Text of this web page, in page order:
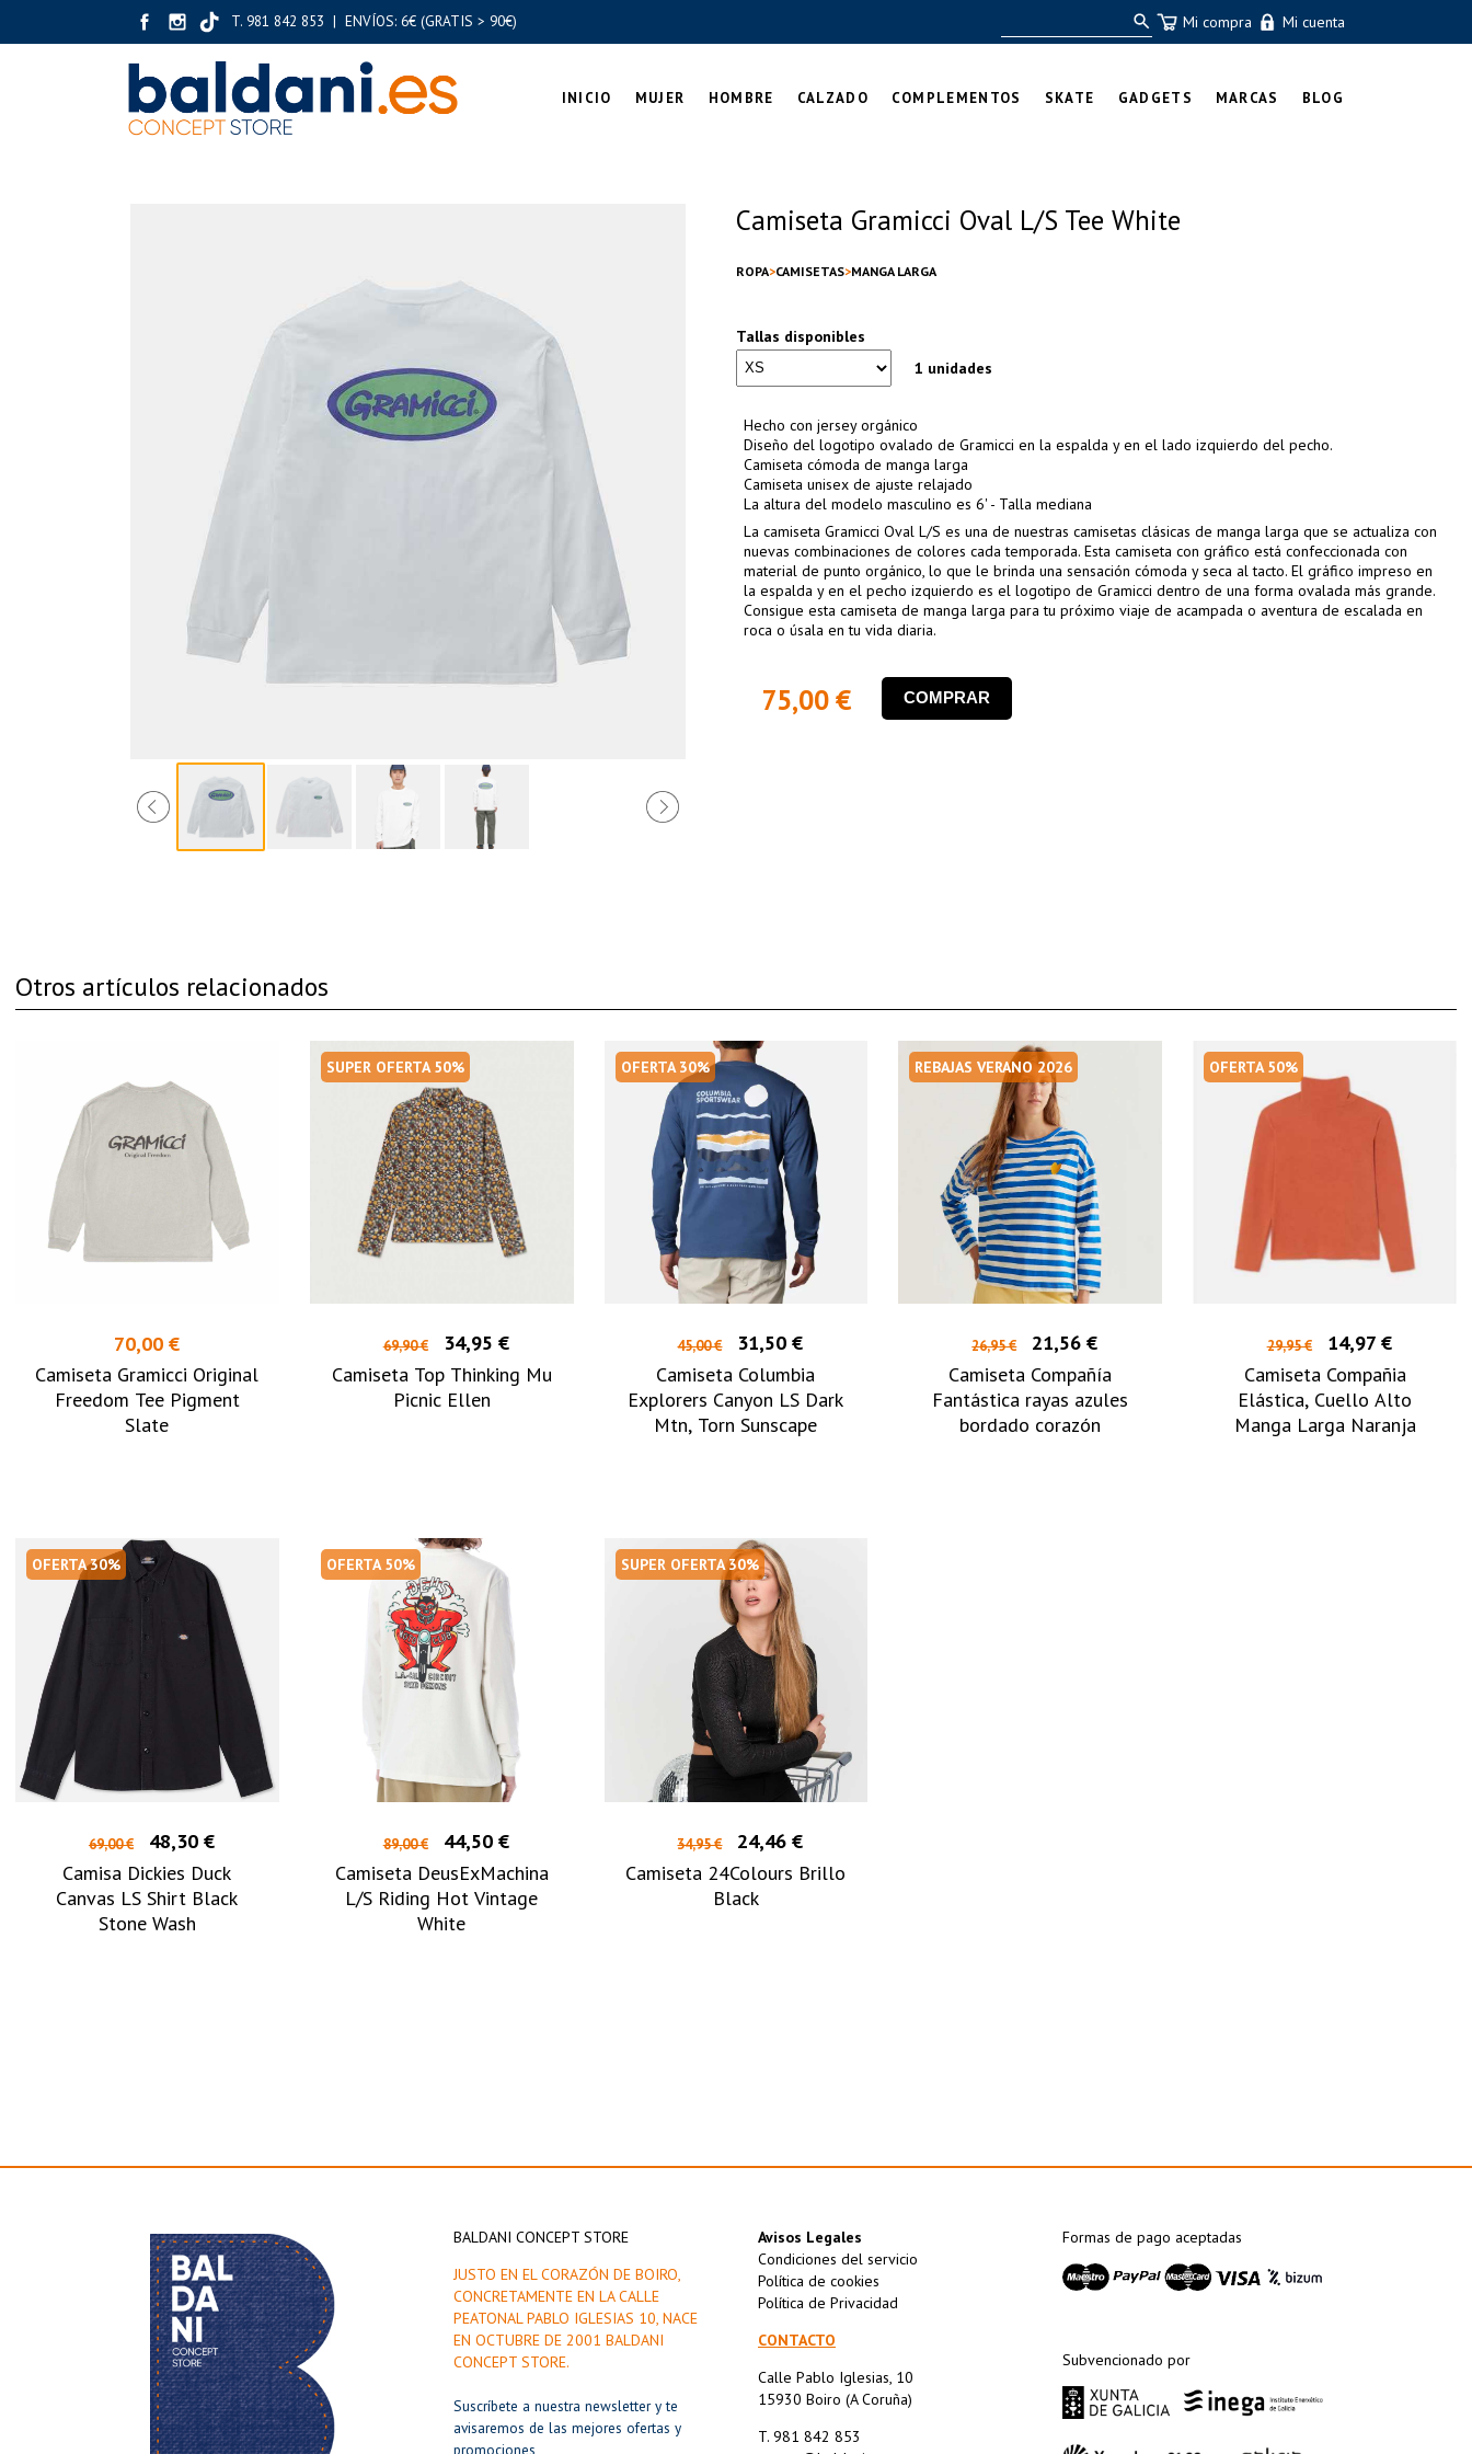
T. 981 842 853 | ENVÍOS: 6€ (GRATIS > 90€) Mi compra Mi cuenta
INICIO MUJER HOMBRE CALZADO COMPLEMENTOS SKATE GADGETS MARCAS BLOG
Camiseta Gramicci Oval L/S Tee White
ROPA CAMISETAS MANGA LARGA
Tallas disponibles
1 unidades
Hecho con jersey orgánico
Diseño del logotipo ovalado de Gramicci en la espalda y en el lado izquierdo del pecho.
Camiseta cómoda de manga larga
Camiseta unisex de ajuste relajado
La altura del modelo masculino es 6' - Talla mediana
La camiseta Gramicci Oval L/S es una de nuestras camisetas clásicas de manga larga que se actualiza con
nuevas combinaciones de colores cada temporada. Esta camiseta con gráfico está confeccionada con
material de punto orgánico, lo que le brinda una sensación cómoda y seca al tacto. El gráfico impreso en
la espalda y en el pecho izquierdo es el logotipo de Gramicci dentro de una forma ovalada más grande.
Consigue esta camiseta de manga larga para tu próximo viaje de acampada o aventura de escalada en
roca o úsala en tu vida diaria.
75,00 € COMPRAR
Otros artículos relacionados
70,00 €
Camiseta Gramicci Original
Freedom Tee Pigment
Slate
SUPER OFERTA 50%
69,90 €
34,95 €
Camiseta Top Thinking Mu
Picnic Ellen
OFERTA 30%
45,00 €
31,50 €
Camiseta Columbia
Explorers Canyon LS Dark
Mtn, Torn Sunscape
REBAJAS VERANO 2026
26,95 €
21,56 €
Camiseta Compañía
Fantástica rayas azules
bordado corazón
OFERTA 50%
29,95 €
14,97 €
Camiseta Compañia
Elástica, Cuello Alto
Manga Larga Naranja
OFERTA 30%
69,00 €
48,30 €
Camisa Dickies Duck
Canvas LS Shirt Black
Stone Wash
OFERTA 50%
89,00 €
44,50 €
Camiseta DeusExMachina
L/S Riding Hot Vintage
White
SUPER OFERTA 30%
34,95 €
24,46 €
Camiseta 24Colours Brillo
Black
BALDANI CONCEPT STORE
JUSTO EN EL CORAZÓN DE BOIRO,
CONCRETAMENTE EN LA CALLE
PEATONAL PABLO IGLESIAS 10, NACE
EN OCTUBRE DE 2001 BALDANI
CONCEPT STORE.
Suscríbete a nuestra newsletter y te
avisaremos de las mejores ofertas y
promociones
Avisos Legales
Condiciones del servicio
Política de cookies
Política de Privacidad
CONTACTO
Calle Pablo Iglesias, 10
15930 Boiro (A Coruña)
T. 981 842 853
Formas de pago aceptadas
Subvencionado por